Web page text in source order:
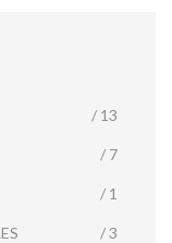
/ 13
/ 7
/ 1
/ 3